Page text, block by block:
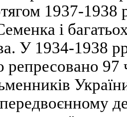
1937-1938
і
У 1934-1938
репресовано 97